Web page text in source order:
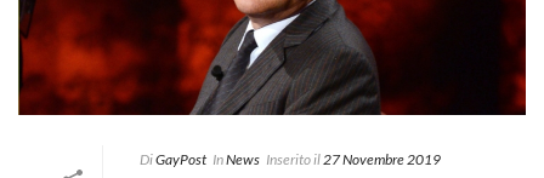
DiGayPost InNews Inserito il 27 Novembre 2019